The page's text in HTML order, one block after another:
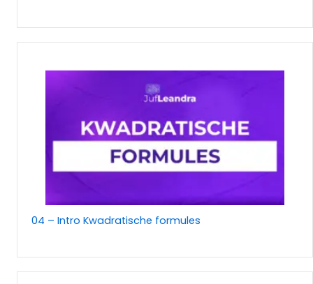
04 – Intro Kwadratische formules